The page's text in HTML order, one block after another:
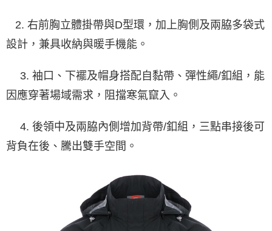
2. 右前胸立體掛帶與D型環，加上胸側及兩脇多袋式
設計，兼具收納與暖手機能。
3. 袖口、下襬及帽身搭配自黏帶、彈性繩/釦組，能
因應穿著場域需求，阻擋寒氣竄入。
4. 後領中及兩脇內側增加背帶/釦組，三點串接後可
背負在後、騰出雙手空間。